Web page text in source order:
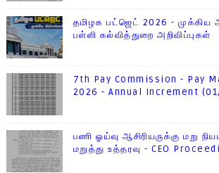
தமிழக பட்ஜெட் 2026 - முக்கிய
பள்ளி கல்வித்துறை அறிவிப்புகள்
7th Pay Commission - Pay
2026 - Annual Increment
பணி ஓய்வு ஆசிரியருக்கு மறு
மறுத்து உத்தரவு - CEO